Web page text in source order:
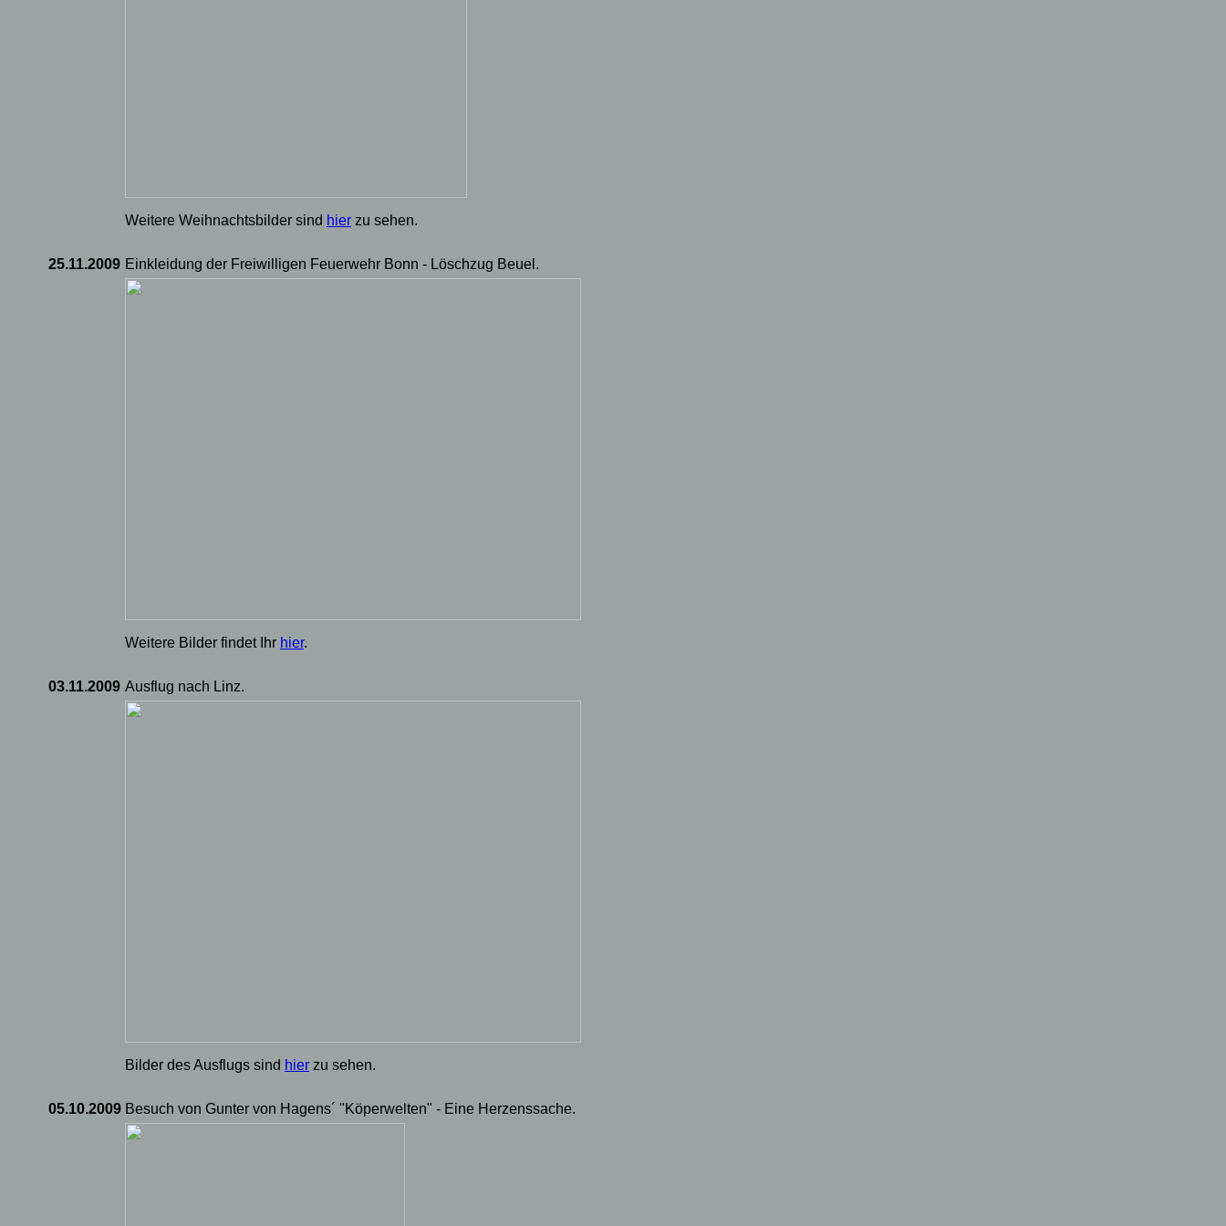
Weitere Weihnachtsbilder sind hier zu sehen.
25.11.2009 Einkleidung der Freiwilligen Feuerwehr Bonn - Löschzug Beuel.
Weitere Bilder findet Ihr hier.
03.11.2009 Ausflug nach Linz.
Bilder des Ausflugs sind hier zu sehen.
05.10.2009 Besuch von Gunter von Hagens´ "Köperwelten" - Eine Herzenssache.